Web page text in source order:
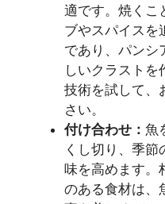
適です。焼くこ
ブやスパイスを
であり、パンシ
しいクラストを
技術を試して、
さい。
付け合わせ： 魚
くし切り、季
味を高めます。
のある食材は、